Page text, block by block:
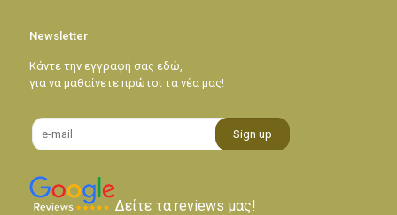
Newsletter
Κάντε την εγγραφή σας εδώ,
για να μαθαίνετε πρώτοι τα νέα μας!
Δείτε τα reviews μας!